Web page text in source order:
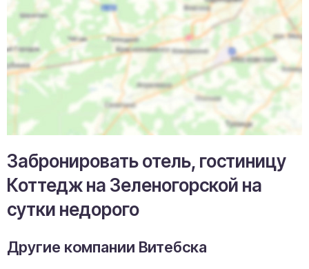
Забронировать отель, гостиницу
Коттедж на Зеленогорской на
сутки недорого
Другие компании Витебска